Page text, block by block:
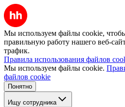
Мы используем файлы cookie,
правильную работу нашего веб-
трафик.
Правила использования файлов
Мы используем файлы cookie.
файлов cookie
Понятно
Ищу сотрудника